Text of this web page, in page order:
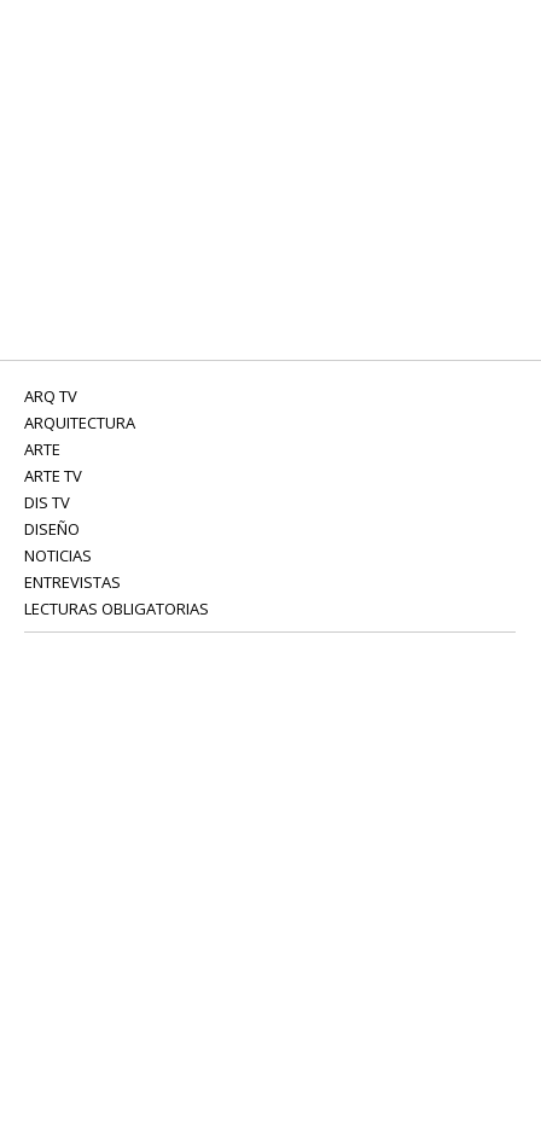
ARQ TV
ARQUITECTURA
ARTE
ARTE TV
DIS TV
DISEÑO
NOTICIAS
ENTREVISTAS
LECTURAS OBLIGATORIAS